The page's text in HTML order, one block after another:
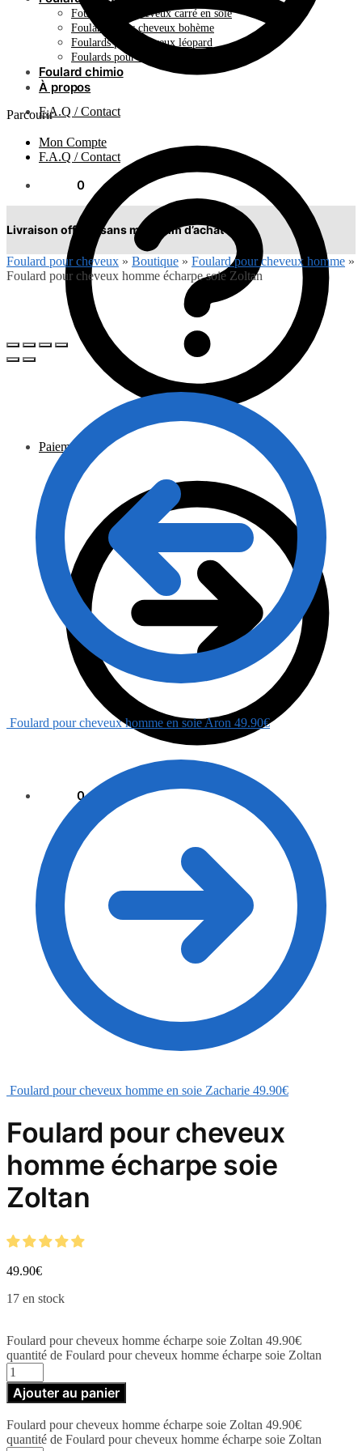
F.A.Q / Contact
Paiement
0
Foulard pour cheveux carré en soie
Foulards pour cheveux bohème
Foulards pour cheveux léopard
Foulards pour cheveux plissés
Foulard chimio
À propos
Parcourir
Mon Compte
F.A.Q / Contact
0
Livraison offerte sans minimum d’achat !
Foulard pour cheveux » Boutique » Foulard pour cheveux homme »
Foulard pour cheveux homme écharpe soie Zoltan
Foulard pour cheveux homme en soie Aron 49.90€
Foulard pour cheveux homme en soie Zacharie 49.90€
Foulard pour cheveux
homme écharpe soie
Zoltan
49.90€
17 en stock
Foulard pour cheveux homme écharpe soie Zoltan 49.90€
quantité de Foulard pour cheveux homme écharpe soie Zoltan
Ajouter au panier
Foulard pour cheveux homme écharpe soie Zoltan 49.90€
quantité de Foulard pour cheveux homme écharpe soie Zoltan